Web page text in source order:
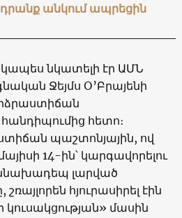
դրանք անկում ապրեցին
նկատելի էր ԱՄՆ
Ջեյմս Օ’Բրայենի
հետո։
պաշտոնյային, ով
14-ին՝ կարգավորելու
լարված
հյուրասիրել էին
մասին